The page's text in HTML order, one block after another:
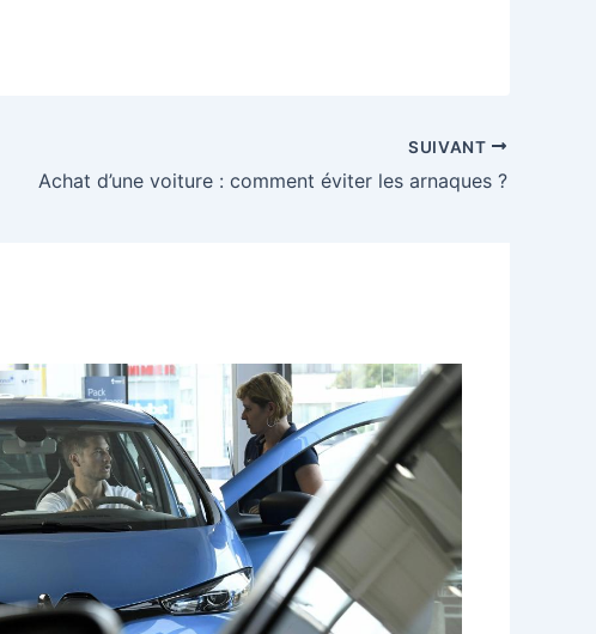
SUIVANT
Achat d’une voiture : comment éviter les arnaques ?